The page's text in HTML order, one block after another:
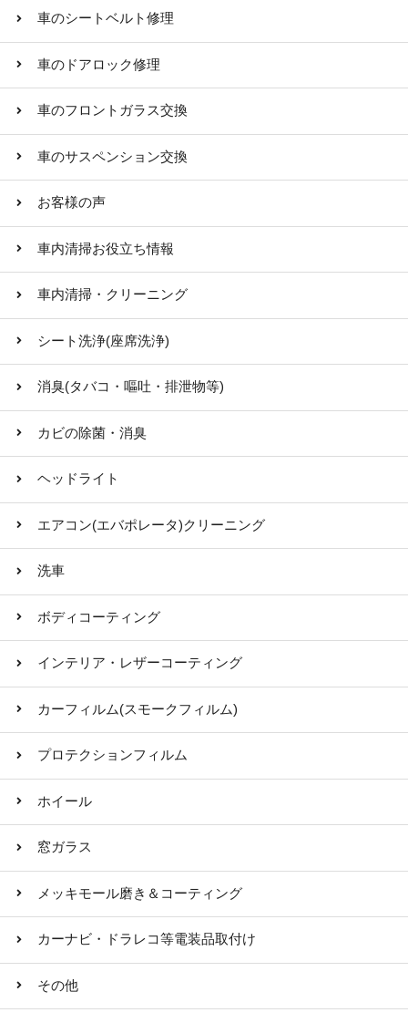
車のシートベルト修理
車のドアロック修理
車のフロントガラス交換
車のサスペンション交換
お客様の声
車内清掃お役立ち情報
車内清掃・クリーニング
シート洗浄(座席洗浄)
消臭(タバコ・嘔吐・排泄物等)
カビの除菌・消臭
ヘッドライト
エアコン(エバポレータ)クリーニング
洗車
ボディコーティング
インテリア・レザーコーティング
カーフィルム(スモークフィルム)
プロテクションフィルム
ホイール
窓ガラス
メッキモール磨き＆コーティング
カーナビ・ドラレコ等電装品取付け
その他